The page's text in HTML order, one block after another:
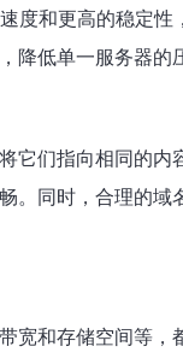
和更高的稳定
低单一服务器的
们指向相同的
同时，合理的
和存储空间等